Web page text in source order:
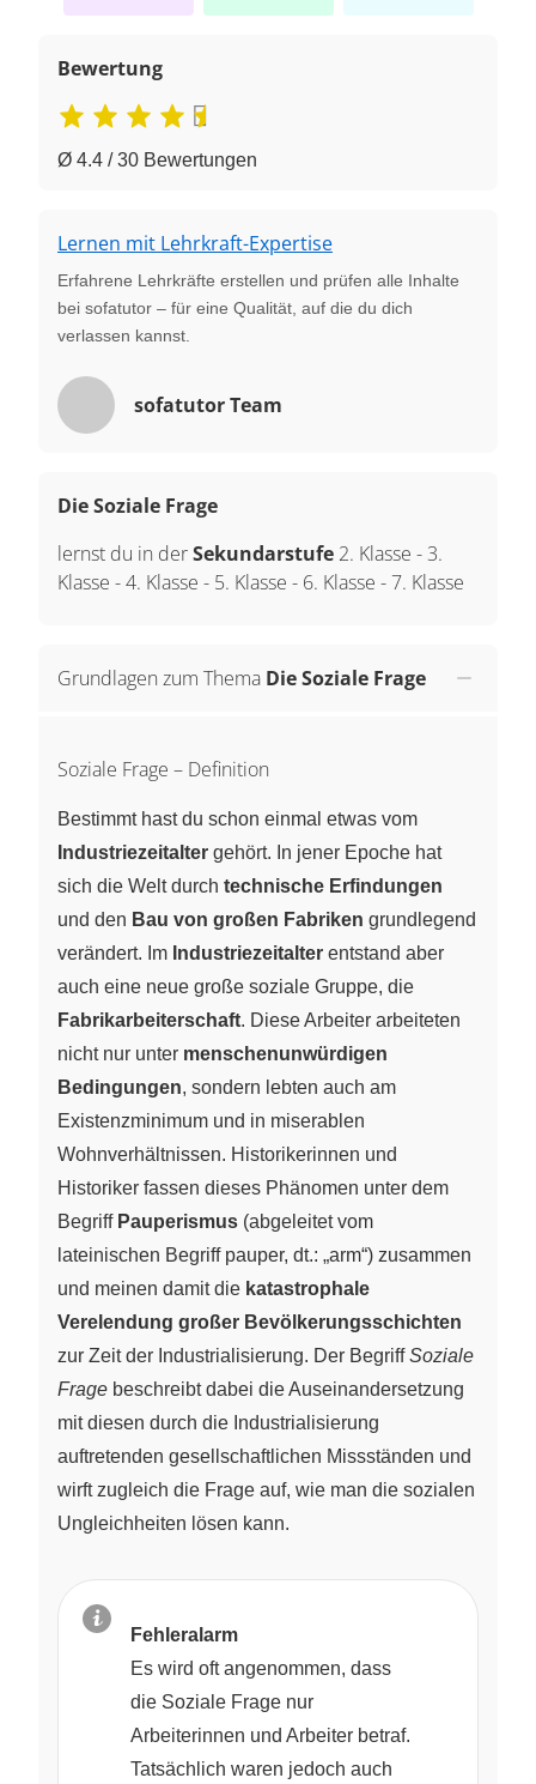
Bewertung
Ø 4.4 / 30 Bewertungen
Lernen mit Lehrkraft-Expertise
Erfahrene Lehrkräfte erstellen und prüfen alle Inhalte
bei sofatutor – für eine Qualität, auf die du dich
verlassen kannst.
sofatutor Team
Die Soziale Frage
lernst du in derSekundarstufe 2. Klasse - 3.
Klasse -4. Klasse - 5. Klasse - 6. Klasse -7. Klasse
Grundlagen zum Thema Die Soziale Frage
Soziale Frage – Definition
Bestimmt hast du schon einmal etwas vom
Industriezeitalter gehört. In jener Epoche hat
sich die Welt durch technische Erfindungen
und den Bau von großen Fabriken grundlegend
verändert. Im Industriezeitalter entstand aber
auch eine neue große soziale Gruppe, die
Fabrikarbeiterschaft. Diese Arbeiter arbeiteten
nicht nur unter menschenunwürdigen
Bedingungen, sondern lebten auch am
Existenzminimum und in miserablen
Wohnverhältnissen. Historikerinnen und
Historiker fassen dieses Phänomen unter dem
Begriff Pauperismus (abgeleitet vom
lateinischen Begriff pauper, dt.: „arm“) zusammen
und meinen damit die katastrophale
Verelendung großer Bevölkerungsschichten
zur Zeit der Industrialisierung. Der BegriffSoziale
Frage beschreibt dabei die Auseinandersetzung
mit diesen durch die Industrialisierung
auftretenden gesellschaftlichen Missständen und
wirft zugleich die Frage auf, wie man die sozialen
Ungleichheiten lösen kann.
Fehleralarm
Es wird oft angenommen, dass
die Soziale Frage nur
Arbeiterinnen und Arbeiter betraf.
Tatsächlich waren jedoch auch